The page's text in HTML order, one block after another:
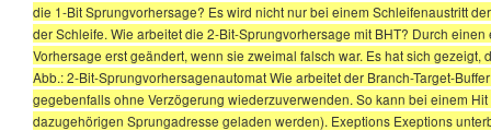
die 1-Bit Sprungvorhersage? Es wird nicht nur bei einem Schleifenaustritt
der Schleife. Wie arbeitet die 2-Bit-Sprungvorhersage mit BHT? Durch
Vorhersage erst geändert, wenn sie zweimal falsch war. Es hat sich
Abb.: 2-Bit-Sprungvorhersagenautomat Wie arbeitet der Branch-Target-
gegebenfalls ohne Verzögerung wiederzuverwenden. So kann bei einem
dazugehörigen Sprungadresse geladen werden). Exeptions Exeptions